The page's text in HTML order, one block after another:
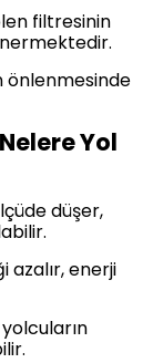
filtresinin
önlenmesinde
Yol
düşer,
azalır, enerji